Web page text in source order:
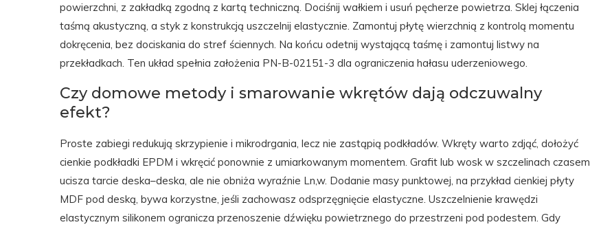
powierzchni, z zakładką zgodną z kartą techniczną. Dociśnij wałkiem i usuń pęcherze powietrza. Sklej łączenia
taśmą akustyczną, a styk z konstrukcją uszczelnij elastycznie. Zamontuj płytę wierzchnią z kontrolą momentu
dokręcenia, bez dociskania do stref ściennych. Na końcu odetnij wystającą taśmę i zamontuj listwy na
przekładkach. Ten układ spełnia założenia PN-B-02151-3 dla ograniczenia hałasu uderzeniowego.
Czy domowe metody i smarowanie wkrętów dają odczuwalny
efekt?
Proste zabiegi redukują skrzypienie i mikrodrgania, lecz nie zastąpią podkładów. Wkręty warto zdjąć, dołożyć
cienkie podkładki EPDM i wkręcić ponownie z umiarkowanym momentem. Grafit lub wosk w szczelinach czasem
ucisza tarcie deska–deska, ale nie obniża wyraźnie Ln,w. Dodanie masy punktowej, na przykład cienkiej płyty
MDF pod deską, bywa korzystne, jeśli zachowasz odsprzęgnięcie elastyczne. Uszczelnienie krawędzi
elastycznym silikonem ogranicza przenoszenie dźwięku powietrznego do przestrzeni pod podestem. Gdy